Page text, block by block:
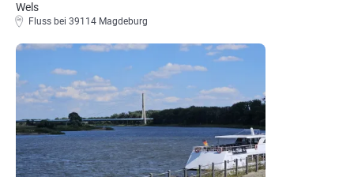
Wels
Fluss bei 39114 Magdeburg